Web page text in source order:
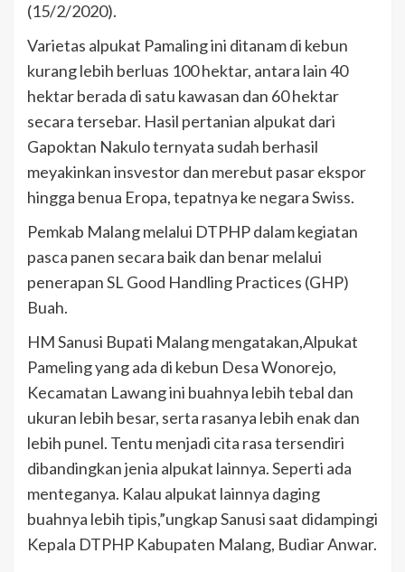
(15/2/2020).
Varietas alpukat Pamaling ini ditanam di kebun
kurang lebih berluas 100 hektar, antara lain 40
hektar berada di satu kawasan dan 60 hektar
secara tersebar. Hasil pertanian alpukat dari
Gapoktan Nakulo ternyata sudah berhasil
meyakinkan insvestor dan merebut pasar ekspor
hingga benua Eropa, tepatnya ke negara Swiss.
Pemkab Malang melalui DTPHP dalam kegiatan
pasca panen secara baik dan benar melalui
penerapan SL Good Handling Practices (GHP)
Buah.
HM Sanusi Bupati Malang mengatakan,Alpukat
Pameling yang ada di kebun Desa Wonorejo,
Kecamatan Lawang ini buahnya lebih tebal dan
ukuran lebih besar, serta rasanya lebih enak dan
lebih punel. Tentu menjadi cita rasa tersendiri
dibandingkan jenia alpukat lainnya. Seperti ada
menteganya. Kalau alpukat lainnya daging
buahnya lebih tipis,”ungkap Sanusi saat didampingi
Kepala DTPHP Kabupaten Malang, Budiar Anwar.